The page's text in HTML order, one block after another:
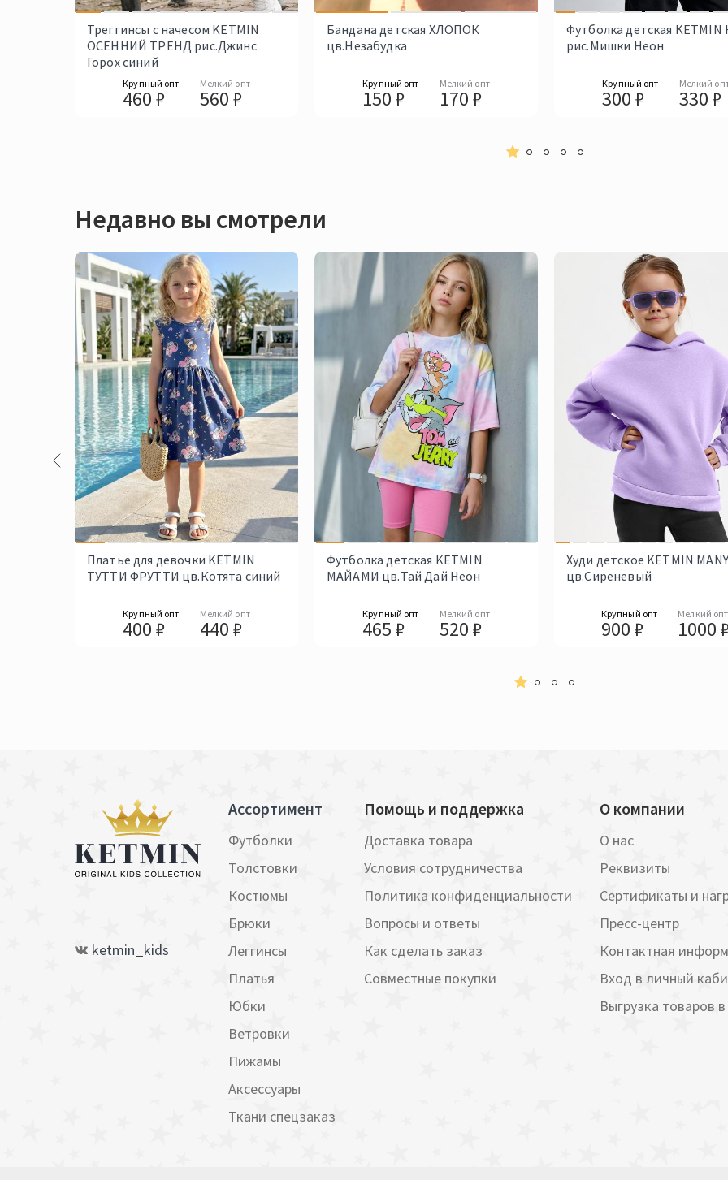
Треггинсы с начесом KETMIN
ОСЕННИЙ ТРЕНД рис.Джинс
Горох синий
Крупный опт
460 ₽
Мелкий опт
560 ₽
Бандана детская ХЛОПОК
цв.Незабудка
Крупный опт
150 ₽
Мелкий опт
170 ₽
Футболка детская KETMIN
рис.Мишки Неон
Крупный опт
300 ₽
Мелкий
330 ₽
Недавно вы смотрели
Платье для девочки KETMIN
ТУТТИ ФРУТТИ цв.Котята синий
Крупный опт
400 ₽
Мелкий опт
440 ₽
Футболка детская KETMIN
МАЙАМИ цв.Тай Дай Неон
Крупный опт
465 ₽
Мелкий опт
520 ₽
Худи детское KETMIN MANY
цв.Сиреневый
Крупный опт
900 ₽
Мелкий опт
1000 ₽
ketmin_kids
Ассортимент
Футболки
Толстовки
Костюмы
Брюки
Леггинсы
Платья
Юбки
Ветровки
Пижамы
Аксессуары
Ткани спецзаказ
Помощь и поддержка
Доставка товара
Условия сотрудничества
Политика конфиденциальности
Вопросы и ответы
Как сделать заказ
Совместные покупки
О компании
О нас
Реквизиты
Сертификаты и
Пресс-центр
Контактная
Вход в личный
Выгрузка товаров в